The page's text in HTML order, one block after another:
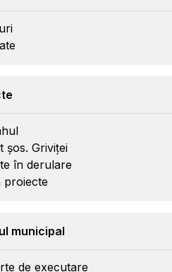
șos. Griviței
în derulare
proiecte
municipal
de executare